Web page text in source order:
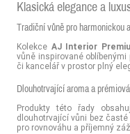
Klasická elegance a
Tradiční vůně pro harmonickou
Kolekce AJ Interior
vůně inspirované
či kancelář v prostor plný
Dlouhotrvající aroma a
Produkty této řady
dlouhotrvající vůni bez
pro rovnováhu a příjemný